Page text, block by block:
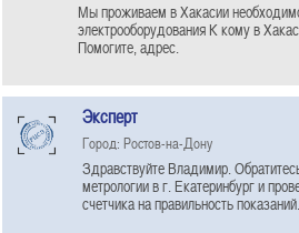
Мы проживаем в Хакасии
электрооборудования К кому в
Помогите, адрес.
Эксперт
Город: Ростов-на-Дону
Здравствуйте Владимир.
метрологии в г. Екатеринбург и
счетчика на правильность показаний.